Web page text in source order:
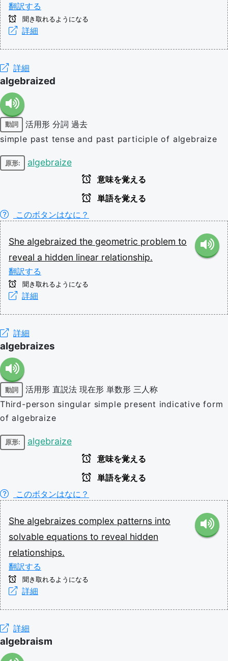
翻訳する
聞き取れるようになる
詳細
詳細
algebraized
動詞 活用形 分詞 過去
simple past tense and past participle of algebraize
原形: algebraize
意味を覚える
単語を覚える
このボタンはなに？
She algebraized the geometric problem to
reveal a hidden linear relationship.
翻訳する
聞き取れるようになる
詳細
詳細
algebraizes
動詞 活用形 直説法 現在形 単数形 三人称
Third-person singular simple present indicative form
of algebraize
原形: algebraize
意味を覚える
単語を覚える
このボタンはなに？
She algebraizes complex patterns into
solvable equations to reveal hidden
relationships.
翻訳する
聞き取れるようになる
詳細
詳細
algebraism